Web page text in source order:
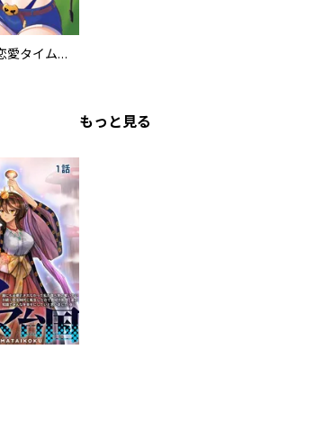
スーパー恋愛タイム！～現場でドＳな彼女は自宅でデレる～
もっと見る